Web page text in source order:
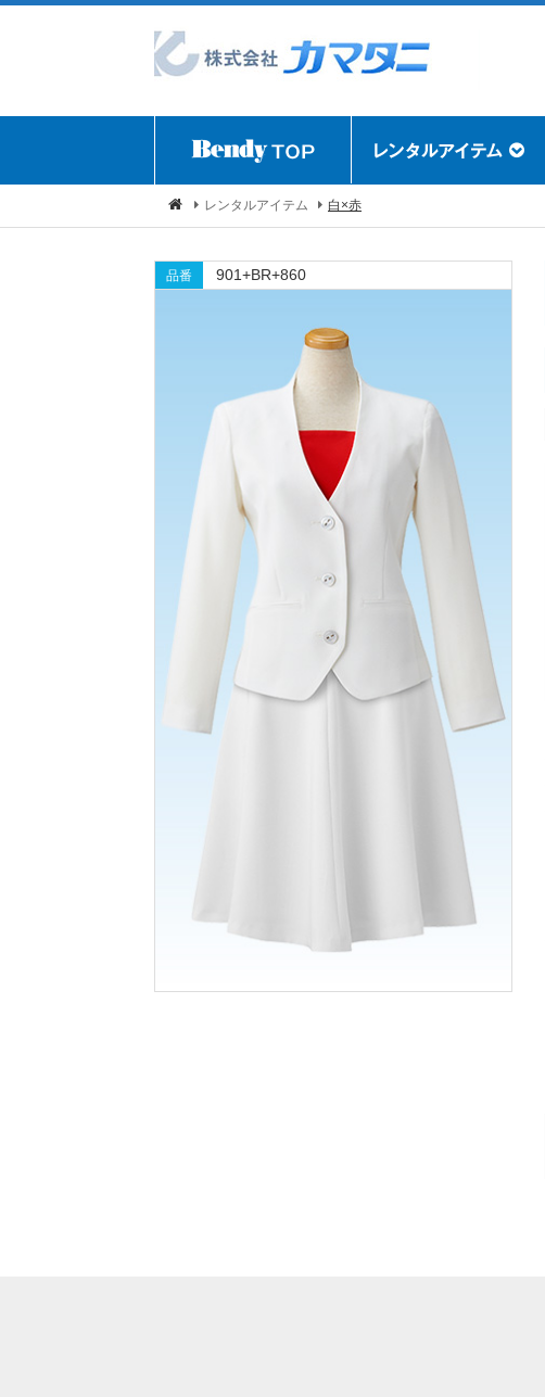
レンタルアイテム 白×赤
品番 901+BR+860